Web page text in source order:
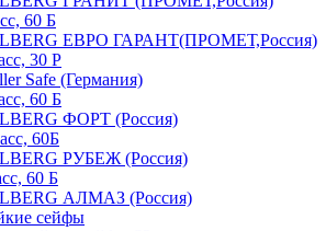
60 Б
ЕВРО ГАРАНТ(ПРОМЕТ,Россия)
30 Р
Safe (Германия)
60 Б
ФОРТ (Россия)
60Б
РУБЕЖ (Россия)
60 Б
АЛМАЗ (Россия)
сейфы